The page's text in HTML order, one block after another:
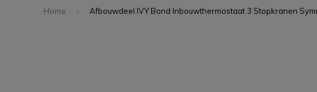
Home Afbouwdeel IVY Bond Inbouwthermostaat 3 Stopkranen